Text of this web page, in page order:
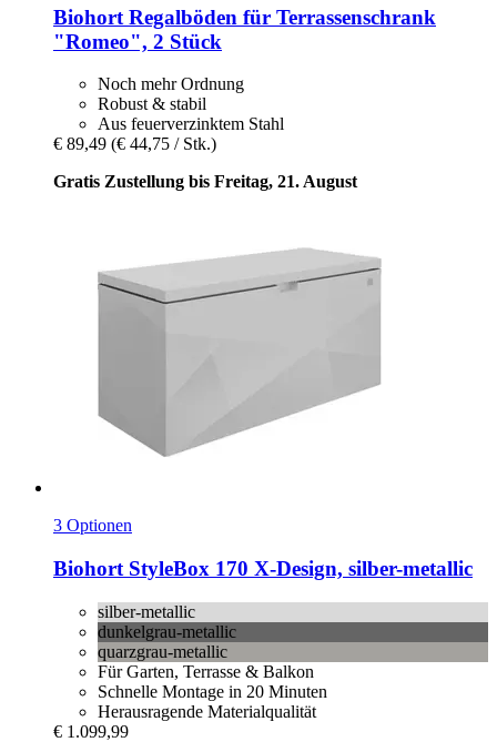
Biohort Regalböden für Terrassenschrank
"Romeo", 2 Stück
Noch mehr Ordnung
Robust & stabil
Aus feuerverzinktem Stahl
€ 89,49 (€ 44,75 / Stk.)
Gratis Zustellung bis Freitag, 21. August
3 Optionen
Biohort StyleBox 170 X-​Design, silber-​metallic
silber-metallic
dunkelgrau-metallic
quarzgrau-metallic
Für Garten, Terrasse & Balkon
Schnelle Montage in 20 Minuten
Herausragende Materialqualität
€ 1.099,99